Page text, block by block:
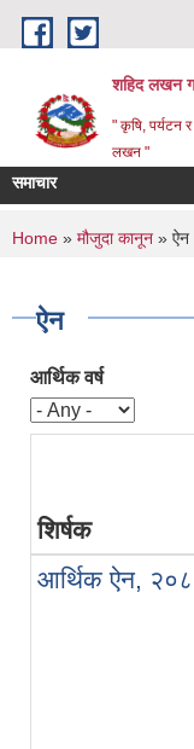
Skip to main content
शहिद लखन
" कृषि, पर्यटन
लखन "
समाचार
You are
Home » मौजुदा कानून » ऐन
ऐन
आर्थिक वर्ष
शिर्षक
आर्थिक ऐन,